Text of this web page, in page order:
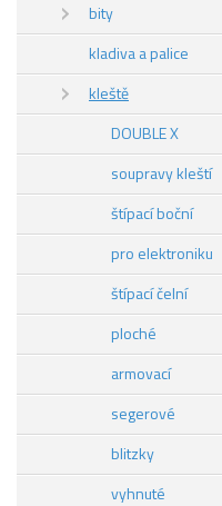
bity
kladiva a palice
kleště
DOUBLE X
soupravy kleští
štípací boční
pro elektroniku
štípací čelní
ploché
armovací
segerové
blitzky
vyhnuté